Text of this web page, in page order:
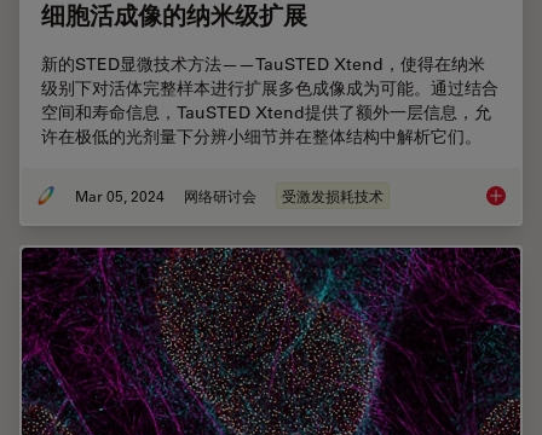
细胞活成像的纳米级扩展
新的STED显微技术方法——TauSTED Xtend，使得在纳米
级别下对活体完整样本进行扩展多色成像成为可能。通过结合
空间和寿命信息，TauSTED Xtend提供了额外一层信息，允
许在极低的光剂量下分辨小细节并在整体结构中解析它们。
Mar 05, 2024 网络研讨会 受激发损耗技术 细胞活